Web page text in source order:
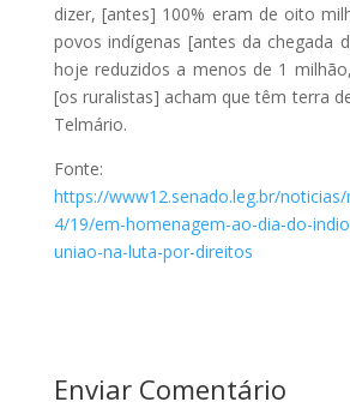
dizer, [antes] 100% eram de oito
povos indígenas [antes da chegada
hoje reduzidos a menos de 1
[os ruralistas] acham que têm terra
Telmário.
Fonte:
https://www12.senado.leg.br/
4/19/em-homenagem-ao-dia-do-
uniao-na-luta-por-direitos
Enviar Comentário